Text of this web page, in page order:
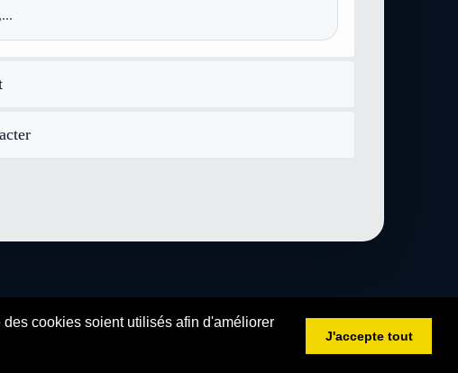
cookies soient utilisés afin d'améliorer
J'accepte tout